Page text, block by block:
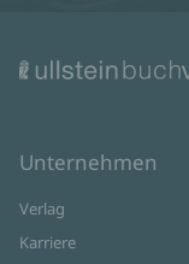
Unternehmen
Verlag
Karriere